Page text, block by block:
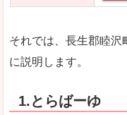
それでは、長生郡睦沢
に説明します。
1.とらばーゆ